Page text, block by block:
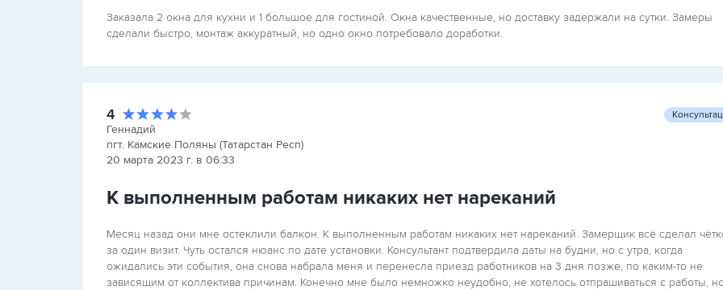
Заказала 2 окна для кухни и 1 большое для гостиной. Окна качественные, но доставку задержали на сутки. Замеры
сделали быстро, монтаж аккуратный, но одно окно потребовало доработки.
4
Геннадий
пгт. Камские Поляны (Татарстан Респ)
20 марта 2023 г. в 06:33
К выполненным работам никаких нет нареканий
Месяц назад они мне остеклили балкон. К выполненным работам никаких нет нареканий. Замерщик всё сделал
за один визит. Чуть остался нюанс по дате установки. Консультант подтвердила даты на будни, но с утра, когда
ожидались эти события, она снова набрала меня и перенесла приезд работников на 3 дня позже, по каким-то не
зависящим от коллектива причинам. Конечно мне было немножко неудобно, не хотелось отпрашиваться с работы,